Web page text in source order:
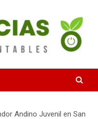
Andino Juvenil en San